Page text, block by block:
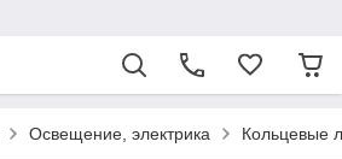
Освещение, электрика Кольцевые